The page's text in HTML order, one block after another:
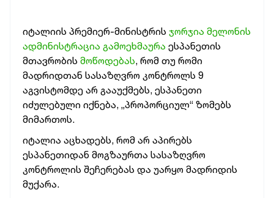
იტალიის პრემიერ-მინისტრის ჯორჯია მელონის
ადმინისტრაცია გამოეხმაურა ესპანეთის
მთავრობის მოწოდებას, რომ თუ რომი
მადრიდთან სასაზღვრო კონტროლს 9
აგვისტომდე არ გააუქმებს, ესპანეთი
იძულებული იქნება, „პროპორციულ“ ზომებს
მიმართოს.
იტალია აცხადებს, რომ არ აპირებს
ესპანეთიდან მოგზაურთა სასაზღვრო
კონტროლის შეჩერებას და უარყო მადრიდის
მუქარა.